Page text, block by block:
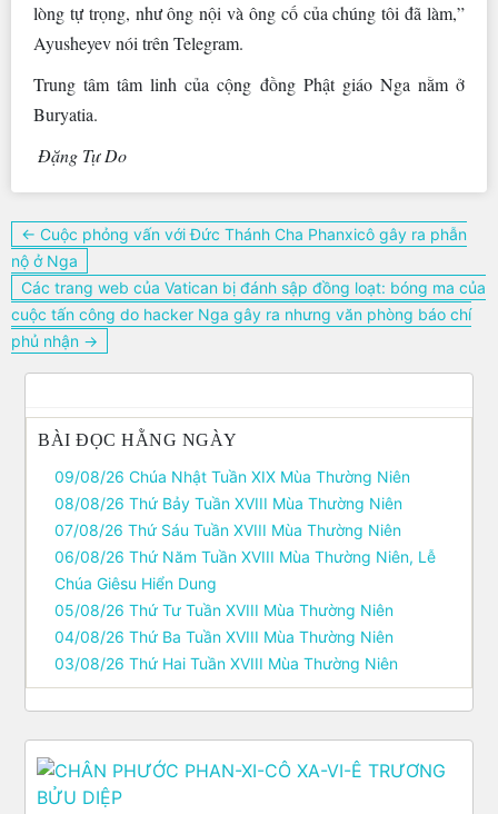
lòng tự trọng, như ông nội và ông cố của chúng tôi đã làm,”
Ayusheyev nói trên Telegram.
Trung tâm tâm linh của cộng đồng Phật giáo Nga nằm ở
Buryatia.
Đặng Tự Do
Điều
hướng
bài
viết
← Cuộc phỏng vấn với Đức Thánh Cha Phanxicô gây ra phẫn
nộ ở Nga
Các trang web của Vatican bị đánh sập đồng loạt: bóng ma của
cuộc tấn công do hacker Nga gây ra nhưng văn phòng báo chí
phủ nhận →
BÀI ĐỌC HẰNG NGÀY
09/08/26 Chúa Nhật Tuần XIX Mùa Thường Niên
08/08/26 Thứ Bảy Tuần XVIII Mùa Thường Niên
07/08/26 Thứ Sáu Tuần XVIII Mùa Thường Niên
06/08/26 Thứ Năm Tuần XVIII Mùa Thường Niên, Lễ
Chúa Giêsu Hiển Dung
05/08/26 Thứ Tư Tuần XVIII Mùa Thường Niên
04/08/26 Thứ Ba Tuần XVIII Mùa Thường Niên
03/08/26 Thứ Hai Tuần XVIII Mùa Thường Niên